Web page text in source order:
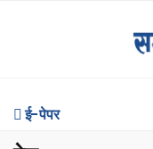
ई-पेपर